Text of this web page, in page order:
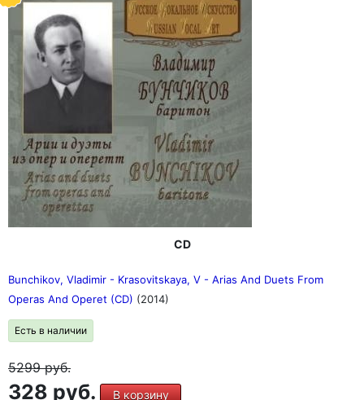
CD
Bunchikov, Vladimir - Krasovitskaya, V - Arias And Duets From
Operas And Operet (CD) (2014)
Есть в наличии
5299руб.
328 руб. В корзину